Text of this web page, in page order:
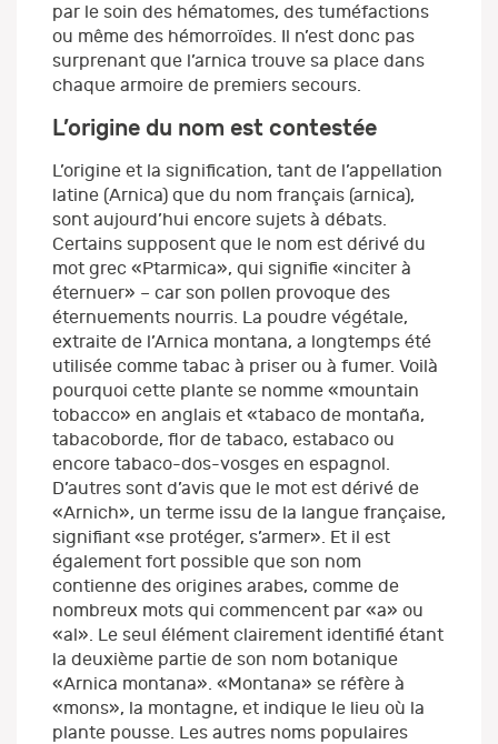
par le soin des hématomes, des tuméfactions
ou même des hémorroïdes. Il n’est donc pas
surprenant que l’arnica trouve sa place dans
chaque armoire de premiers secours.
L’origine du nom est contestée
L’origine et la signification, tant de l’appellation
latine (Arnica) que du nom français (arnica),
sont aujourd’hui encore sujets à débats.
Certains supposent que le nom est dérivé du
mot grec «Ptarmica», qui signifie «inciter à
éternuer» – car son pollen provoque des
éternuements nourris. La poudre végétale,
extraite de l’Arnica montana, a longtemps été
utilisée comme tabac à priser ou à fumer. Voilà
pourquoi cette plante se nomme «mountain
tobacco» en anglais et «tabaco de montaña,
tabacoborde, flor de tabaco, estabaco ou
encore tabaco-dos-vosges en espagnol.
D’autres sont d’avis que le mot est dérivé de
«Arnich», un terme issu de la langue française,
signifiant «se protéger, s’armer». Et il est
également fort possible que son nom
contienne des origines arabes, comme de
nombreux mots qui commencent par «a» ou
«al». Le seul élément clairement identifié étant
la deuxième partie de son nom botanique
«Arnica montana». «Montana» se réfère à
«mons», la montagne, et indique le lieu où la
plante pousse. Les autres noms populaires